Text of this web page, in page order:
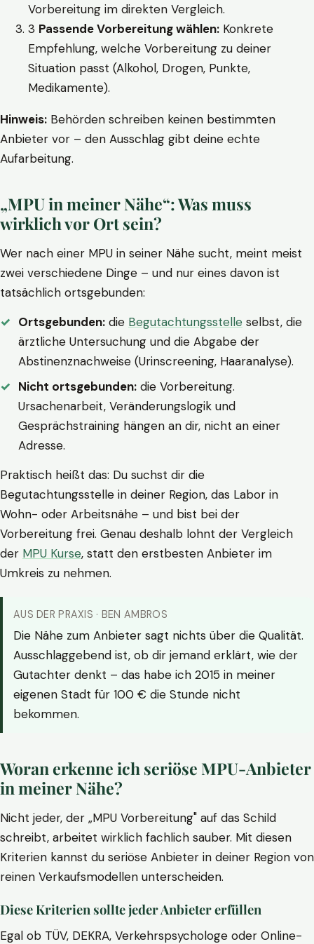
Vorbereitung im direkten Vergleich.
3 Passende Vorbereitung wählen: Konkrete
Empfehlung, welche Vorbereitung zu deiner
Situation passt (Alkohol, Drogen, Punkte,
Medikamente).
Hinweis: Behörden schreiben keinen bestimmten
Anbieter vor – den Ausschlag gibt deine echte
Aufarbeitung.
„MPU in meiner Nähe“: Was muss
wirklich vor Ort sein?
Wer nach einer MPU in seiner Nähe sucht, meint meist
zwei verschiedene Dinge – und nur eines davon ist
tatsächlich ortsgebunden:
Ortsgebunden: die Begutachtungsstelle selbst, die
ärztliche Untersuchung und die Abgabe der
Abstinenznachweise (Urinscreening, Haaranalyse).
Nicht ortsgebunden: die Vorbereitung.
Ursachenarbeit, Veränderungslogik und
Gesprächstraining hängen an dir, nicht an einer
Adresse.
Praktisch heißt das: Du suchst dir die
Begutachtungsstelle in deiner Region, das Labor in
Wohn- oder Arbeitsnähe – und bist bei der
Vorbereitung frei. Genau deshalb lohnt der Vergleich
der MPU Kurse, statt den erstbesten Anbieter im
Umkreis zu nehmen.
AUS DER PRAXIS · BEN AMBROS
Die Nähe zum Anbieter sagt nichts über die Qualität.
Ausschlaggebend ist, ob dir jemand erklärt, wie der
Gutachter denkt – das habe ich 2015 in meiner
eigenen Stadt für 100 € die Stunde nicht
bekommen.
Woran erkenne ich seriöse MPU-Anbieter
in meiner Nähe?
Nicht jeder, der „MPU Vorbereitung" auf das Schild
schreibt, arbeitet wirklich fachlich sauber. Mit diesen
Kriterien kannst du seriöse Anbieter in deiner Region von
reinen Verkaufsmodellen unterscheiden.
Diese Kriterien sollte jeder Anbieter erfüllen
Egal ob TÜV, DEKRA, Verkehrspsychologe oder Online-